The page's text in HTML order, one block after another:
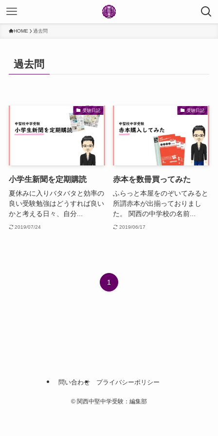
HOME 過去問
過去問
受験日記
小学生新聞を定期購読
夏休みに入りバタバタと効率の
良い受験勉強はどうすれば良い
かと考える日々、自分...
2019/07/24
受験日記
赤本を数冊買ってみた
ふらっと本屋をのぞいてみると
所謂赤本が出揃っておりまし
た。 関西の中学校の名前...
2019/06/17
1
問い合わせ プライバシーポリシー
© 関西中堅中学受験：編集部